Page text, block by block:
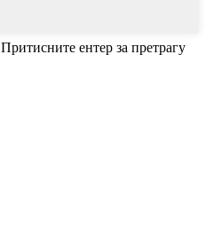
Притисните ентер за претрагу